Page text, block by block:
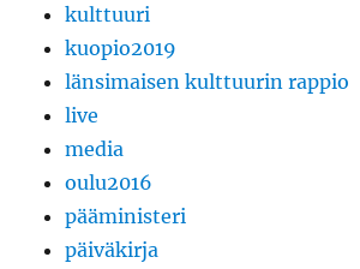
kulttuuri
kuopio2019
länsimaisen kulttuurin rappio
live
media
oulu2016
pääministeri
päiväkirja